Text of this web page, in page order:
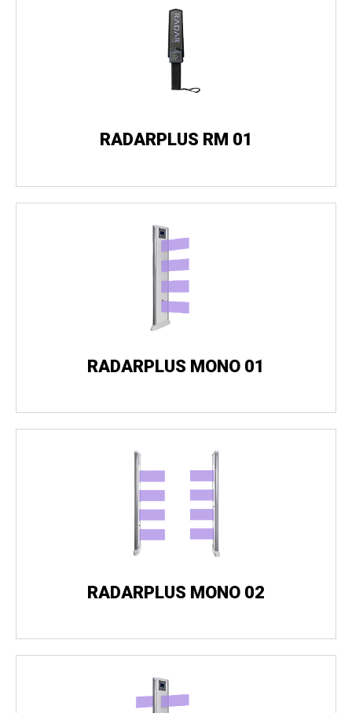
RADARPLUS RM 01
RADARPLUS MONO 01
RADARPLUS MONO 02